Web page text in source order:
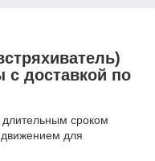
доставкой по
длительным сроком
для